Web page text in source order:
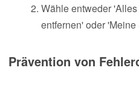
Wähle entweder
entfernen' oder
Prävention von